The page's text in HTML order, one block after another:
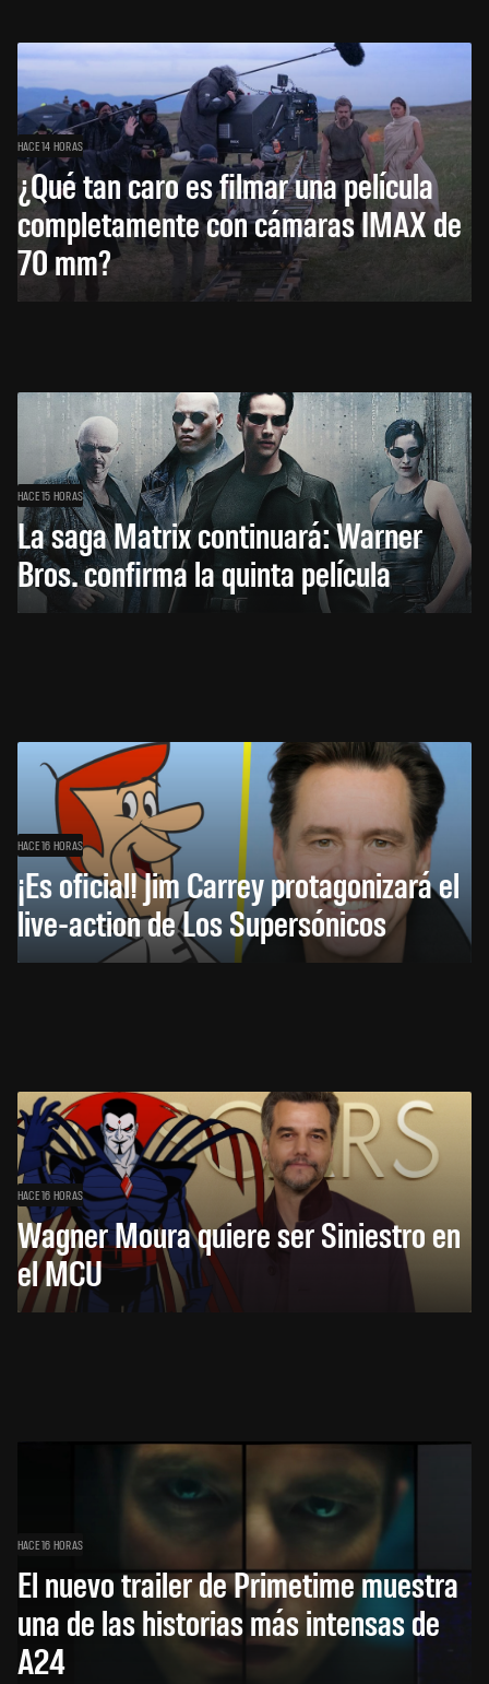
HACE 14 HORAS
¿Qué tan caro es filmar una película
completamente con cámaras IMAX de
70 mm?
HACE 15 HORAS
La saga Matrix continuará: Warner
Bros. confirma la quinta película
HACE 16 HORAS
¡Es oficial! Jim Carrey protagonizará el
live-action de Los Supersónicos
HACE 16 HORAS
Wagner Moura quiere ser Siniestro en
el MCU
HACE 16 HORAS
El nuevo trailer de Primetime muestra
una de las historias más intensas de
A24